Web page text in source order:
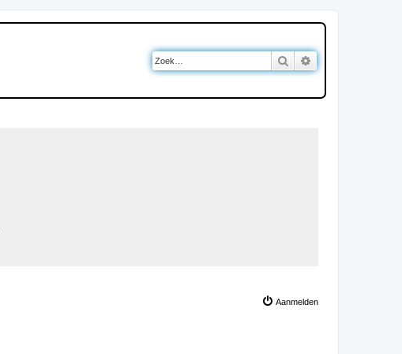
Zoek
Aanmelden